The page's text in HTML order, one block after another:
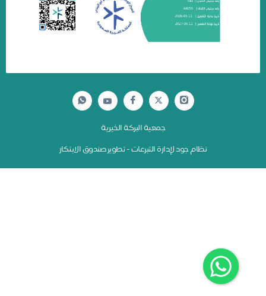
جمعية البركة الخيرية
نظام جود لإدارة التبرعات - تطوير صندوق الابتكار